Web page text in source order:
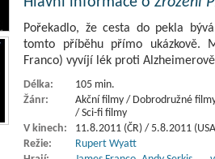
Pořekadlo, že cesta do pekla
tomto příběhu přímo ukázkově.
Franco) vyvíjí lék proti
Délka:
105 min.
Žánr:
Akční filmy / Dobrodružné
/ Sci-fi filmy
V kinech:
11.8.2011 (ČR) / 5.8.2011
Režie:
Rupert Wyatt